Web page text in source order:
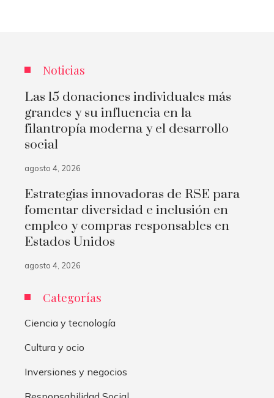
Noticias
Las 15 donaciones individuales más
grandes y su influencia en la
filantropía moderna y el desarrollo
social
agosto 4, 2026
Estrategias innovadoras de RSE para
fomentar diversidad e inclusión en
empleo y compras responsables en
Estados Unidos
agosto 4, 2026
Categorías
Ciencia y tecnología
Cultura y ocio
Inversiones y negocios